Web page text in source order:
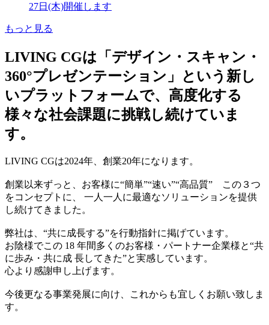
27日(木)開催します
もっと見る
LIVING CGは「デザイン・スキャン・
360°プレゼンテーション」という新し
いプラットフォームで、高度化する
様々な社会課題に挑戦し続けていま
す。
LIVING CGは2024年、創業20年になります。
創業以来ずっと、お客様に“簡単”“速い”“高品質” この３つ
をコンセプトに、 一人一人に最適なソリューションを提供
し続けてきました。
弊社は、“共に成長する”を行動指針に掲げています。
お陰様でこの 18 年間多くのお客様・パートナー企業様と“共
に歩み・共に成 長してきた”と実感しています。
心より感謝申し上げます。
今後更なる事業発展に向け、これからも宜しくお願い致しま
す。